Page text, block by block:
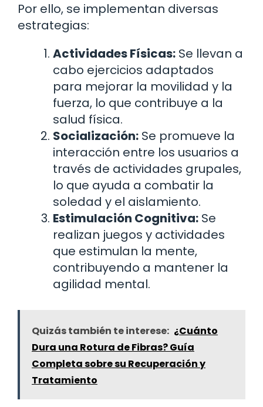
Por ello, se implementan diversas
estrategias:
Actividades Físicas: Se llevan a
cabo ejercicios adaptados
para mejorar la movilidad y la
fuerza, lo que contribuye a la
salud física.
Socialización: Se promueve la
interacción entre los usuarios a
través de actividades grupales,
lo que ayuda a combatir la
soledad y el aislamiento.
Estimulación Cognitiva: Se
realizan juegos y actividades
que estimulan la mente,
contribuyendo a mantener la
agilidad mental.
Quizás también te interese: ¿Cuánto
Dura una Rotura de Fibras? Guía
Completa sobre su Recuperación y
Tratamiento